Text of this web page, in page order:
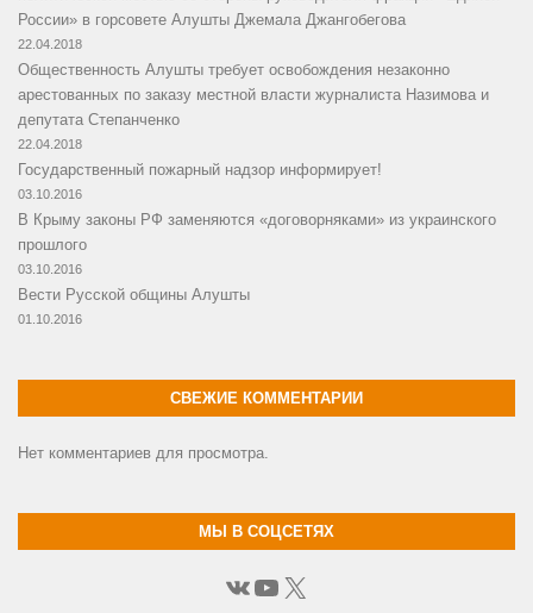
России» в горсовете Алушты Джемала Джангобегова
22.04.2018
Общественность Алушты требует освобождения незаконно
арестованных по заказу местной власти журналиста Назимова и
депутата Степанченко
22.04.2018
Государственный пожарный надзор информирует!
03.10.2016
В Крыму законы РФ заменяются «договорняками» из украинского
прошлого
03.10.2016
Вести Русской общины Алушты
01.10.2016
СВЕЖИЕ КОММЕНТАРИИ
Нет комментариев для просмотра.
МЫ В СОЦСЕТЯХ
ВКонтакте
YouTube
X